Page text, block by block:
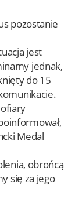
pozostanie
jest
jednak,
do 15
Medal
obrońcą
się za jego